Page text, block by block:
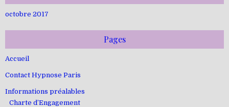
octobre 2017
Pages
Accueil
Contact Hypnose Paris
Informations préalables
Charte d’Engagement